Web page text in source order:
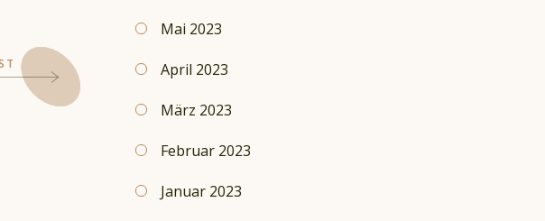
Mai 2023
April 2023
März 2023
Februar 2023
Januar 2023